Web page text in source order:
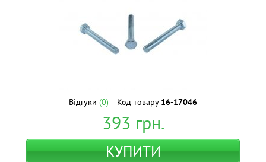
Відгуки (0) Код товару 16-17046
393 грн.
КУПИТИ